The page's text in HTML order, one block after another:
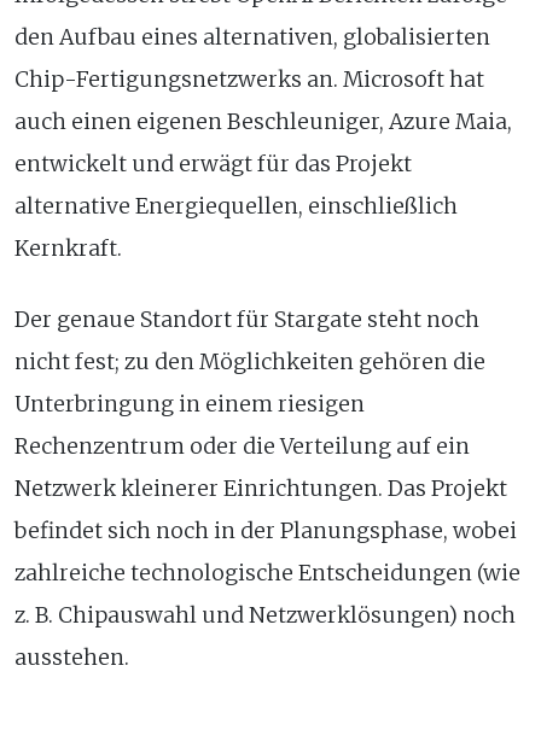
den Aufbau eines alternativen, globalisierten
Chip-Fertigungsnetzwerks an. Microsoft hat
auch einen eigenen Beschleuniger, Azure Maia,
entwickelt und erwägt für das Projekt
alternative Energiequellen, einschließlich
Kernkraft.
Der genaue Standort für Stargate steht noch
nicht fest; zu den Möglichkeiten gehören die
Unterbringung in einem riesigen
Rechenzentrum oder die Verteilung auf ein
Netzwerk kleinerer Einrichtungen. Das Projekt
befindet sich noch in der Planungsphase, wobei
zahlreiche technologische Entscheidungen (wie
z. B. Chipauswahl und Netzwerklösungen) noch
ausstehen.